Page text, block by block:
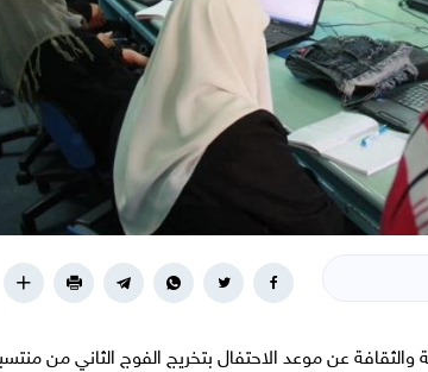
والثقافة عن موعد الاحتفال بتخريج الفوج الثاني من